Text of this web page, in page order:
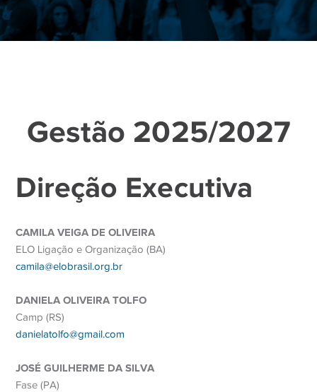
Gestão 2025/2027
Direção Executiva
CAMILA VEIGA DE OLIVEIRA
ELO Ligação e Organização (BA)
camila@elobrasil.org.br
DANIELA OLIVEIRA TOLFO
Camp (RS)
danielatolfo@gmail.com
JOSÉ GUILHERME DA SILVA
Fase (PA)